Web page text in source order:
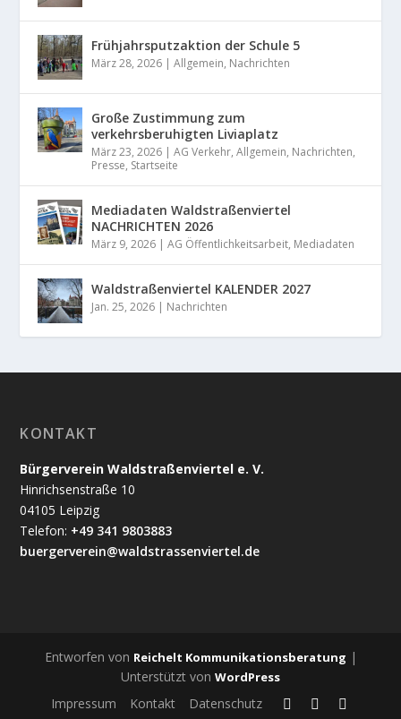
Frühjahrsputzaktion der Schule 5
März 28, 2026 |Allgemein, Nachrichten
Große Zustimmung zum
verkehrsberuhigten Liviaplatz
März 23, 2026 |AG Verkehr,Allgemein, Nachrichten,
Presse, Startseite
Mediadaten Waldstraßenviertel
NACHRICHTEN 2026
März 9, 2026 |AG Öffentlichkeitsarbeit, Mediadaten
Waldstraßenviertel KALENDER 2027
Jan. 25, 2026 | Nachrichten
KONTAKT
Bürgerverein Waldstraßenviertel e. V.
Hinrichsenstraße 10
04105 Leipzig
Telefon: +49 341 9803883
buergerverein@waldstrassenviertel.de
Entworfen von Reichelt Kommunikationsberatung |
Unterstützt von WordPress
Impressum Kontakt Datenschutz